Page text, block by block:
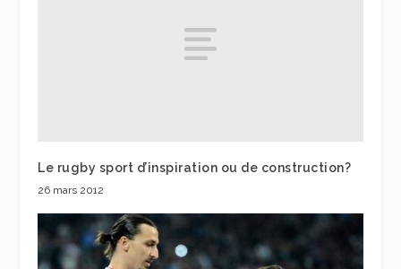
Le rugby sport d’inspiration ou de construction?
26 mars 2012